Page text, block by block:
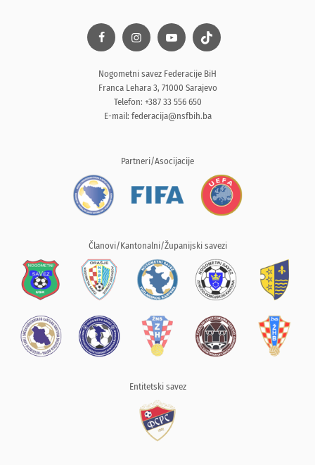
Nogometni savez Federacije BiH
Franca Lehara 3, 71000 Sarajevo
Telefon: +387 33 556 650
E-mail: federacija@nsfbih.ba
Partneri/Asocijacije
Članovi/Kantonalni/Županijski savezi
Entitetski savez